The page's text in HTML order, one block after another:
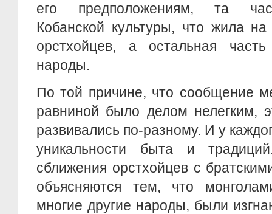
его предположениям, та
Кобанской культуры, что жила
орстхойцев, а остальная
народы.
По той причине, что сообщение
равниной было делом нелегким,
развивались по-разному. И у
уникальности быта и
сближения орстхойцев с
объясняются тем, что
многие другие народы, были